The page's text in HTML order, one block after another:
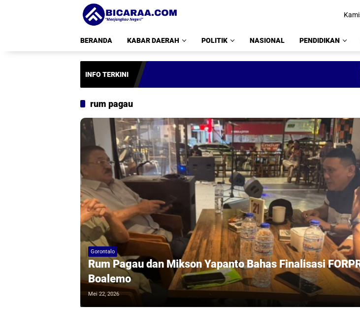
BERANDA KABAR DAERAH POLITIK NASIONAL PENDIDIKAN
INFO TERKINI
rum pagau
Gorontalo
Rum Pagau dan Mikson Yapanto Bahas Finalisasi
Boalemo
Mei 22, 2026